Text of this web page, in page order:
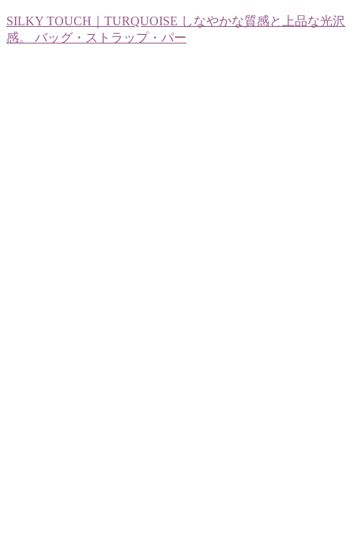
SILKY TOUCH｜TURQUOISE しなやかな質感と上品な光沢
感。 バッグ・ストラップ・パー